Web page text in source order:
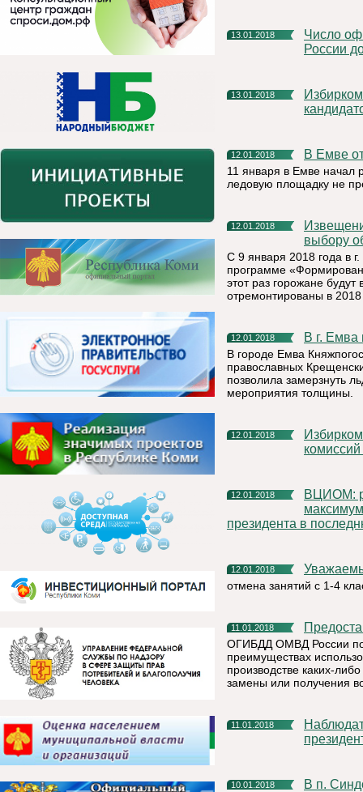
13.01.2018
Число официально заявившихся на выборы президента
России
13.01.2018
Избирком Коми установил время агитационных встреч
12.01.2018 В Емве
11 января в Емве начал
ледовую площадку не
12.01.2018
Извещение о проведении общественного обсуждения по
выбору
С 9 января 2018 года в
программе
этот раз горожане
отремонтированы в
12.01.2018 В г.
В городе Емва
православных
позволила замерзнуть
мероприятия толщины.
12.01.2018
Избирком Коми утвердил график работы участковых
12.01.2018
ВЦИОМ: рейтинг доверия Путину в декабре достиг
президента в
12.01.2018
отмена занятий с 1-4
11.01.2018
ОГИБДД ОМВД России по
преимуществах
производстве каких-
замены или получения
11.01.2018
Наблюдатели от США войдут в состав миссии ОБСЕ на
10.01.2018 В п. Синдор проходит Первенство Республики Коми по